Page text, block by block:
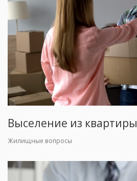
Выселение из квартиры
Жилищные вопросы